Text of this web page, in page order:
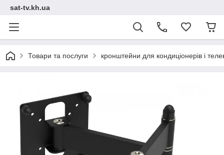
sat-tv.kh.ua
Товари та послуги кронштейни для кондиціонерів і